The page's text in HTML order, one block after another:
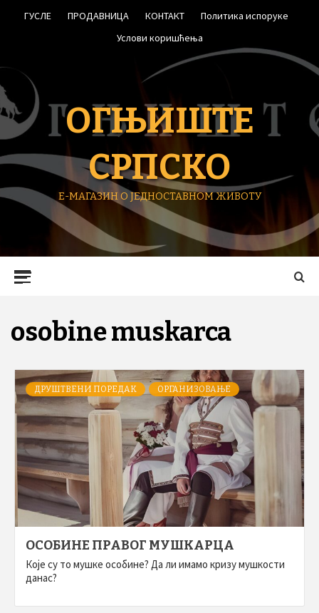
ГУСЛЕ ПРОДАВНИЦА КОНТАКТ
Политика испоруке
Услови коришћења
ОГЊИШТЕ
СРПСКО
Е-МАГАЗИН О ЈЕДНОСТАВНОМ ЖИВОТУ
osobine muskarca
ДРУШТВЕНИ ПОРЕДАК ОРГАНИЗОВАЊЕ
ОСОБИНЕ ПРАВОГ МУШКАРЦА
Које су то мушке особине? Да ли имамо кризу мушкости
данас?